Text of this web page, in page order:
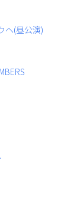
ヘ(昼公演)